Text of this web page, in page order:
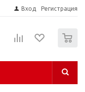
Вход Регистрация